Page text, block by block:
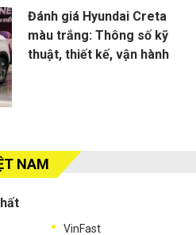
Đánh giá Hyundai Creta
màu trắng: Thông số kỹ
thuật, thiết kế, vận hành
NAM
VinFast